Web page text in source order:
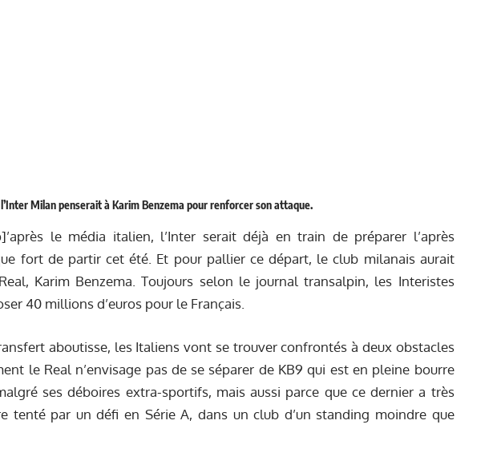
Milan penserait à Karim Benzema pour renforcer son attaque.
le média italien, l’Inter serait déjà en train de préparer l’après
fort de partir cet été. Et pour pallier ce départ, le club milanais aurait
Karim Benzema. Toujours selon le journal transalpin, les Interistes
40 millions d’euros pour le Français.
aboutisse, les Italiens vont se trouver confrontés à deux obstacles
le Real n’envisage pas de se séparer de KB9 qui est en pleine bourre
ses déboires extra-sportifs, mais aussi parce que ce dernier a très
tenté par un défi en Série A, dans un club d’un standing moindre que